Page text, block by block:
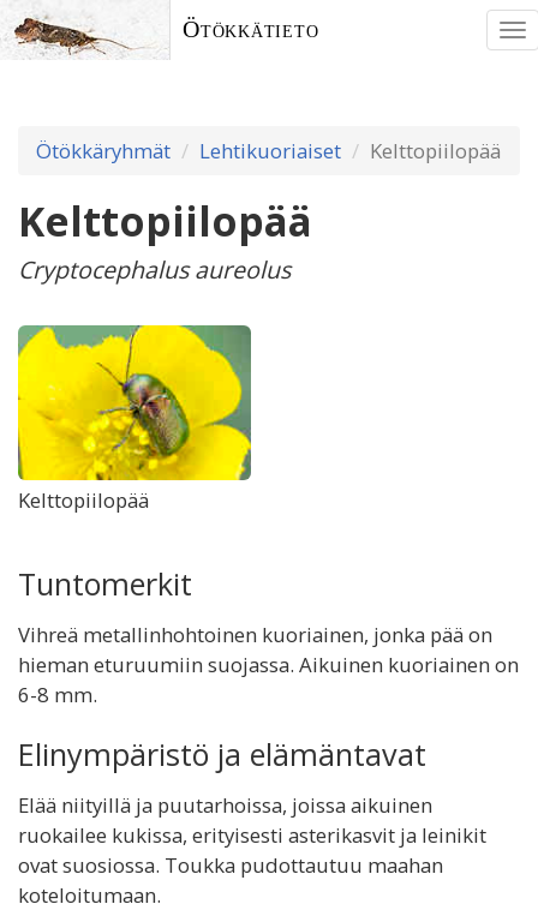
Ötökkätieto
Ötökkäryhmät Lehtikuoriaiset Kelttopiilopää
Kelttopiilopää
Cryptocephalus aureolus
Kelttopiilopää
Tuntomerkit
Vihreä metallinhohtoinen kuoriainen, jonka pää on
hieman eturuumiin suojassa. Aikuinen kuoriainen on
6-8 mm.
Elinympäristö ja elämäntavat
Elää niityillä ja puutarhoissa, joissa aikuinen
ruokailee kukissa, erityisesti asterikasvit ja leinikit
ovat suosiossa. Toukka pudottautuu maahan
koteloitumaan.